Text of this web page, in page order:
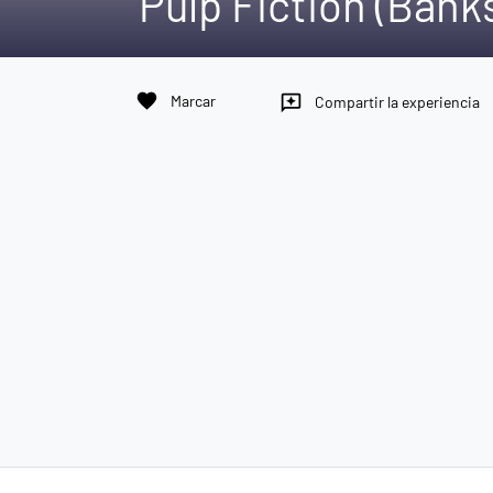
favorite Marcar reviews Compartir la experiencia